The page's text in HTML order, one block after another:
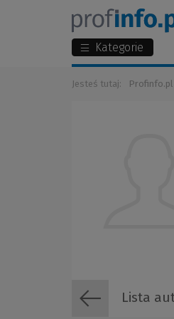
Kategorie
Jesteś tutaj: Profinfo.pl
Lista